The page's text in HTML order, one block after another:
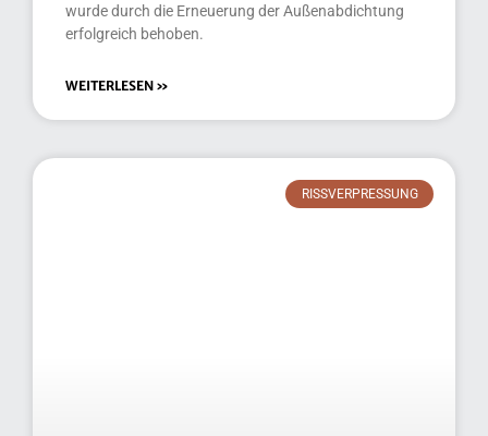
wurde durch die Erneuerung der Außenabdichtung
erfolgreich behoben.
WEITERLESEN »
RISSVERPRESSUNG